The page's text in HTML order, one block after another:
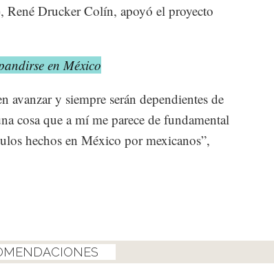
René Drucker Colín, apoyó el proyecto
en México
avanzar y siempre serán dependientes de
cosa que a mí me parece de fundamental
hechos en México por mexicanos”,